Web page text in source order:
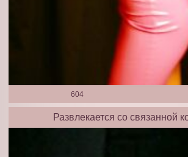
604
Развлекается со связанной